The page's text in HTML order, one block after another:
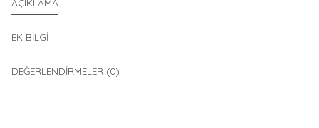
EK BILGI
DEĞERLENDIRMELER (0)